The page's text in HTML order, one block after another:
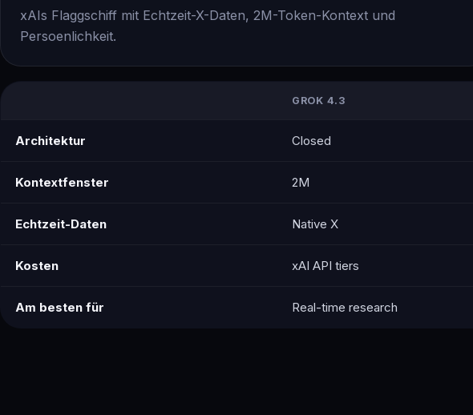
xAIs Flaggschiff mit Echtzeit-X-Daten, 2M-Token-Kontext und
Persoenlichkeit.
GROK 4.3
Architektur Closed
Kontextfenster 2M
Echtzeit-Daten Native X
Kosten xAI API tiers
Am besten für Real-time research